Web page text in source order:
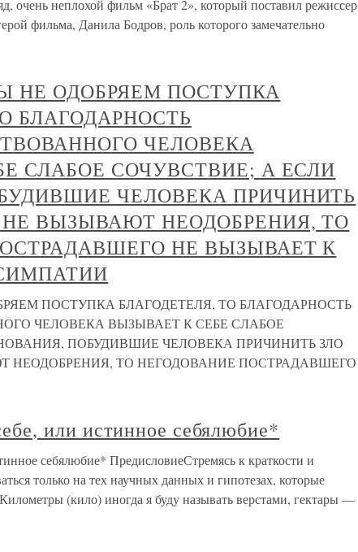
очень неплохой фильм «Брат 2», который поставил режиссер
фильма, Данила Бодров, роль которого замечательно
НЕ ОДОБРЯЕМ ПОСТУПКА
БЛАГОДАРНОСТЬ
ЧЕЛОВЕКА
СЛАБОЕ СОЧУВСТВИЕ; А ЕСЛИ
ЧЕЛОВЕКА ПРИЧИНИТЬ
ВЫЗЫВАЮТ НЕОДОБРЕНИЯ, ТО
НЕ ВЫЗЫВАЕТ К
ПОСТУПКА БЛАГОДЕТЕЛЯ, ТО БЛАГОДАРНОСТЬ
ЧЕЛОВЕКА ВЫЗЫВАЕТ К СЕБЕ СЛАБОЕ
ПОБУДИВШИЕ ЧЕЛОВЕКА ПРИЧИНИТЬ ЗЛО
НЕОДОБРЕНИЯ, ТО НЕГОДОВАНИЕ ПОСТРАДАВШЕГО
или истинное себялюбие*
себялюбие* ПредисловиеСтремясь к краткости и
только на тех научных данных и гипотезах, которые
(кило) иногда я буду называть верстами, гектары —